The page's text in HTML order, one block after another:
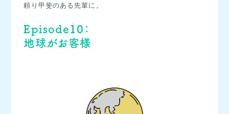
頼り甲斐のある先輩に。
Episode10：
地球がお客様